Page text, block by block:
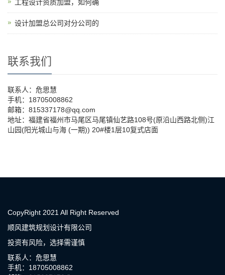
工程设计资质加盟，如何确
设计加盟总公司对分公司的
联系我们
联系人：危思慧
手机：18705008862
邮箱：815337178@qq.com
地址：福建省福州市马尾区马尾镇仙艺路108号(原沿山西路北侧)江
山园(阳光城山与海 (一期)) 20#楼1层10复式店面
CopyRight 2021 All Right Reserved
顺风建筑规划设计有限公司
投资有风险，选择需谨慎
联系人：危思慧
手机：18705008862